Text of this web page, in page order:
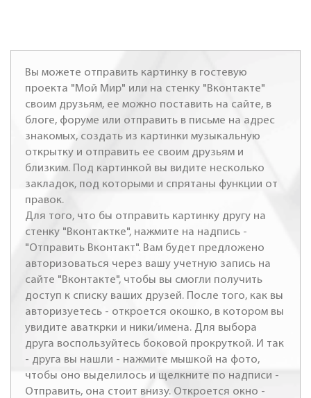
Вы можете отправить картинку в гостевую
проекта "Мой Мир" или на стенку "Вконтакте"
своим друзьям, ее можно поставить на сайте, в
блоге, форуме или отправить в письме на адрес
знакомых, создать из картинки музыкальную
открытку и отправить ее своим друзьям и
близким. Под картинкой вы видите несколько
закладок, под которыми и спрятаны функции от
правок.
Для того, что бы отправить картинку другу на
стенку "Вконтактке", нажмите на надпись -
"Отправить Вконтакт". Вам будет предложено
авторизоваться через вашу учетную запись на
сайте "Вконтакте", чтобы вы смогли получить
доступ к списку ваших друзей. После того, как вы
авторизуетесь - откроется окошко, в котором вы
увидите аваткрки и ники/имена. Для выбора
друга воспользуйтесь боковой прокруткой. И так
- друга вы нашли - нажмите мышкой на фото,
чтобы оно выделилось и щелкните по надписи -
Отправить, она стоит внизу. Откроется окно -